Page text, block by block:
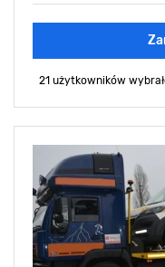
21 użytkowników